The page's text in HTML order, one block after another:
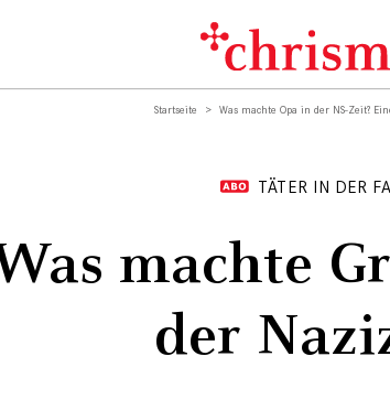
Startseite Was machte Opa in der NS-Zeit?
TÄTER IN DER
machte
der